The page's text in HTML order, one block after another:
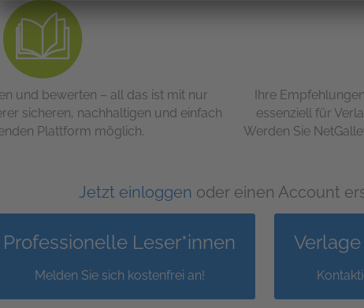
und bewerten – all das ist mit nur
sicheren, nachhaltigen und einfach
Plattform möglich.
Ihre
essenziell für
Werden Sie
Jetzt einloggen oder einen Account
Professionelle Leser*innen
Melden Sie sich kostenfrei an!